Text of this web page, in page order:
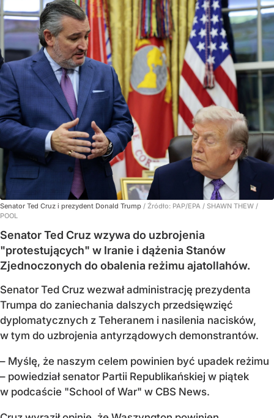
Senator Ted Cruz i prezydent Donald Trump / Źródło: PAP/EPA / SHAWN THEW /
POOL
Senator Ted Cruz wzywa do uzbrojenia
"protestujących" w Iranie i dążenia Stanów
Zjednoczonych do obalenia reżimu ajatollahów.
Senator Ted Cruz wezwał administrację prezydenta
Trumpa do zaniechania dalszych przedsięwzięć
dyplomatycznych z Teheranem i nasilenia nacisków,
w tym do uzbrojenia antyrządowych demonstrantów.
– Myślę, że naszym celem powinien być upadek reżimu
– powiedział senator Partii Republikańskiej w piątek
w podcaście "School of War" w CBS News.